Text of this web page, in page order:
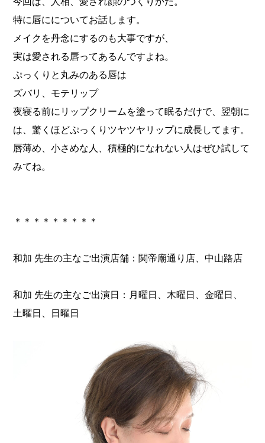
特に唇にについてお話します。
メイクを丹念にするのも大事ですが、
実は愛される唇ってあるんですよね。
ぷっくりと丸みのある唇は
ズバリ、モテリップ
夜寝る前にリップクリームを塗って眠るだけで、翌朝に
は、驚くほどぷっくりツヤツヤリップに成長してます。
唇薄め、小さめな人、積極的になれない人はぜひ試して
みてね。
＊＊＊＊＊＊＊＊＊
和加 先生の主なご出演店舗：関帝廟通り店、中山路店
和加 先生の主なご出演日：月曜日、木曜日、金曜日、
土曜日、日曜日